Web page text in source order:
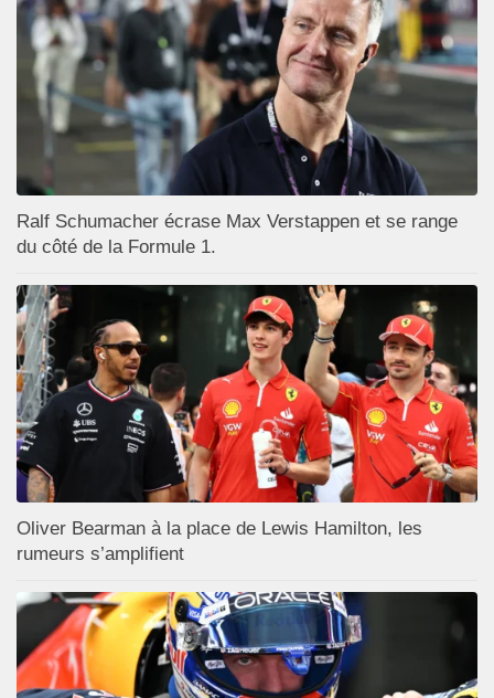
Ralf Schumacher écrase Max Verstappen et se range
du côté de la Formule 1.
Oliver Bearman à la place de Lewis Hamilton, les
rumeurs s’amplifient